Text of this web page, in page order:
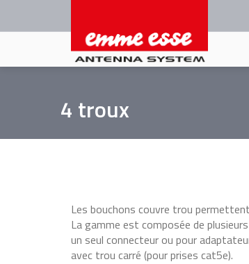
contenu
4 troux
Les bouchons couvre trou
La gamme est composée de
un seul connecteur ou pour
avec trou carré (pour prises cat5e).